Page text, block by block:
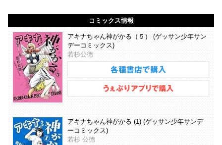
コミックス情報
アキナちゃん神がかる（５） (ゲッサン少年サン
デーコミックス)
若杉公徳
アキナちゃん神がかる (1) (ゲッサン少年サンデ
ーコミックス)
若杉 公徳